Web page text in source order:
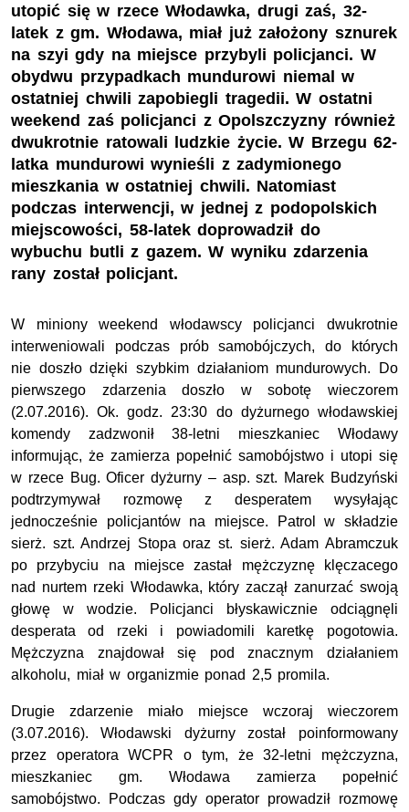
utopić się w rzece Włodawka, drugi zaś, 32-
latek z gm. Włodawa, miał już założony sznurek
na szyi gdy na miejsce przybyli policjanci. W
obydwu przypadkach mundurowi niemal w
ostatniej chwili zapobiegli tragedii. W ostatni
weekend zaś policjanci z Opolszczyzny również
dwukrotnie ratowali ludzkie życie. W Brzegu 62-
latka mundurowi wynieśli z zadymionego
mieszkania w ostatniej chwili. Natomiast
podczas interwencji, w jednej z podopolskich
miejscowości, 58-latek doprowadził do
wybuchu butli z gazem. W wyniku zdarzenia
rany został policjant.
W miniony weekend włodawscy policjanci dwukrotnie
interweniowali podczas prób samobójczych, do których
nie doszło dzięki szybkim działaniom mundurowych. Do
pierwszego zdarzenia doszło w sobotę wieczorem
(2.07.2016). Ok. godz. 23:30 do dyżurnego włodawskiej
komendy zadzwonił 38-letni mieszkaniec Włodawy
informując, że zamierza popełnić samobójstwo i utopi się
w rzece Bug. Oficer dyżurny – asp. szt. Marek Budzyński
podtrzymywał rozmowę z desperatem wysyłając
jednocześnie policjantów na miejsce. Patrol w składzie
sierż. szt. Andrzej Stopa oraz st. sierż. Adam Abramczuk
po przybyciu na miejsce zastał mężczyznę klęczacego
nad nurtem rzeki Włodawka, który zaczął zanurzać swoją
głowę w wodzie. Policjanci błyskawicznie odciągnęli
desperata od rzeki i powiadomili karetkę pogotowia.
Mężczyzna znajdował się pod znacznym działaniem
alkoholu, miał w organizmie ponad 2,5 promila.
Drugie zdarzenie miało miejsce wczoraj wieczorem
(3.07.2016). Włodawski dyżurny został poinformowany
przez operatora WCPR o tym, że 32-letni mężczyzna,
mieszkaniec gm. Włodawa zamierza popełnić
samobójstwo. Podczas gdy operator prowadził rozmowę